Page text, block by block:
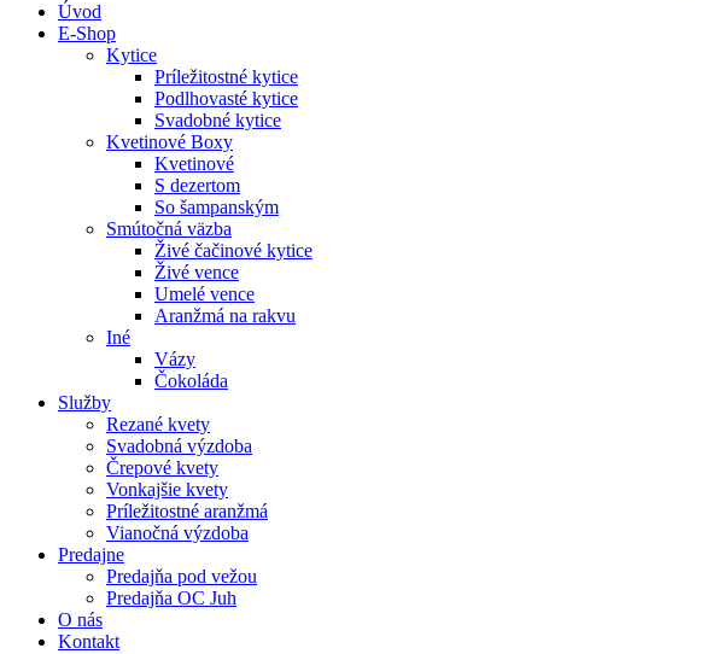
Úvod
E-Shop
Kytice
Príležitostné kytice
Podlhovasté kytice
Svadobné kytice
Kvetinové Boxy
Kvetinové
S dezertom
So šampanským
Smútočná väzba
Živé čačinové kytice
Živé vence
Umelé vence
Aranžmá na rakvu
Iné
Vázy
Čokoláda
Služby
Rezané kvety
Svadobná výzdoba
Črepové kvety
Vonkajšie kvety
Príležitostné aranžmá
Vianočná výzdoba
Predajne
Predajňa pod vežou
Predajňa OC Juh
O nás
Kontakt